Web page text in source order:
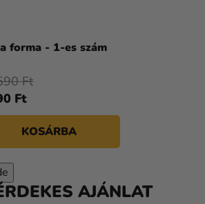
forma - 1-es szám
Ft
Ft
KOSÁRBA
AJÁNLAT